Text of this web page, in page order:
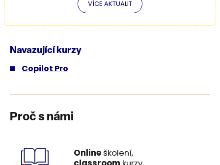
VÍCE AKTUALIT
Navazující kurzy
Copilot Pro
Proč s námi
Onlineškolení,